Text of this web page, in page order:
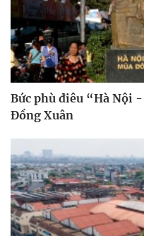
Bức phù điêu “Hà Nội
Đồng Xuân